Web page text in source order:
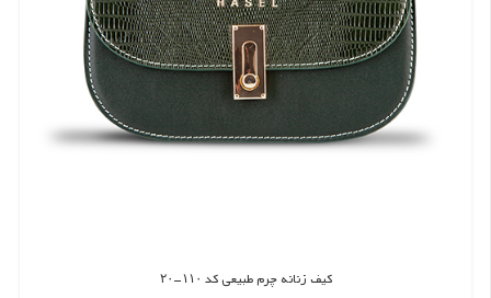
کیف زنانه چرم طبیعی کد ۱۱۰-۲۰
اطلاعات بیشتر